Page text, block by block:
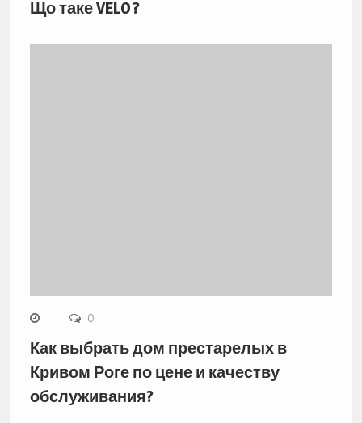
Що таке VELO ?
0
Как выбрать дом престарелых в
Кривом Роге по цене и качеству
обслуживания?